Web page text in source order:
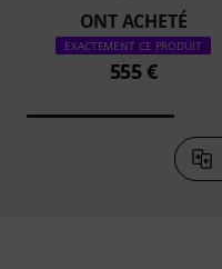
ONT ACHETÉ
EXACTEMENT CE PRODUIT
555 €